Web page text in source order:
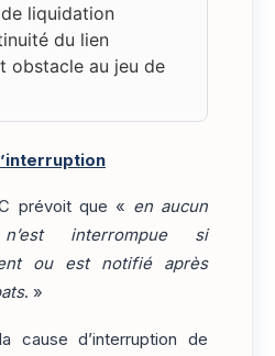
liquidation
du lien
obstacle au jeu de
prévoit que « en aucun
interrompue si
ou est notifié après
. »
cause d’interruption de